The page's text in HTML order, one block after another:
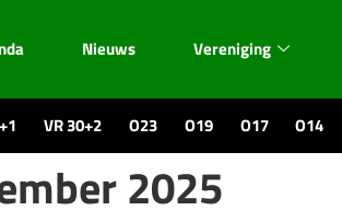
Nieuws Vereniging
VR 30+2 O23 O19 O17 O14
2025